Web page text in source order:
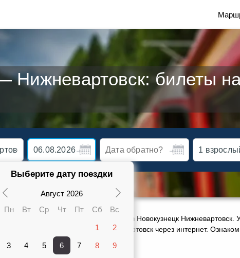
Нижневартовск: билеты
Выберите дату поездки
Август 2026
Пн
Вт Ср Чт Пт Сб Вс
1 2
3 4 5 6 7 8 9
расписание движения поездов Новокузнецк Нижневартовск.
заказать ж/д билеты в Нижневартовск через интернет.
отзыв о своей поездке.